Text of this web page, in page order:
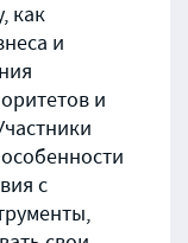
как
и
и
с